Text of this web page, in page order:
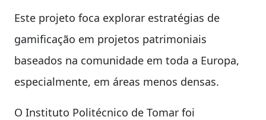
Este projeto foca explorar estratégias de
gamificação em projetos patrimoniais
baseados na comunidade em toda a Europa,
especialmente, em áreas menos densas.
O Instituto Politécnico de Tomar foi